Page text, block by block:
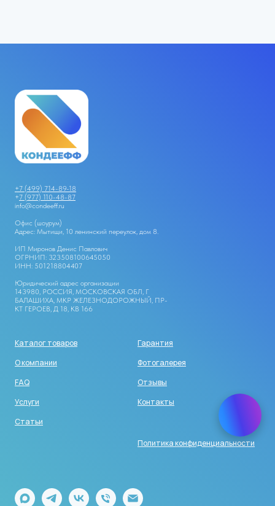
+7 (499) 714-89-18
+7 (977) 110-48-87
info@condeeff.ru
Офис (шоурум)
Адрес: Мытищи, 10 ленинский переулок, дом 8.
ИП Миронов Денис Павлович
ОГРНИП: 323508100645050
ИНН: 501218804407
Юридический адрес организации
143980, РОССИЯ, МОСКОВСКАЯ ОБЛ, Г
БАЛАШИХА, МКР ЖЕЛЕЗНОДОРОЖНЫЙ, ПР-
КТ ГЕРОЕВ, Д 18, КВ 166
Каталог товаров
О компании
FAQ
Услуги
Статьи
Гарантия
Фотогалерея
Отзывы
Контакты
Политика конфиденциальности